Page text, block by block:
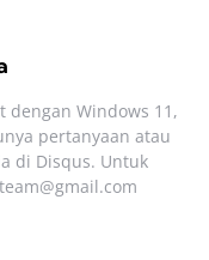
dengan Windows 11,
pertanyaan atau
di Disqus. Untuk